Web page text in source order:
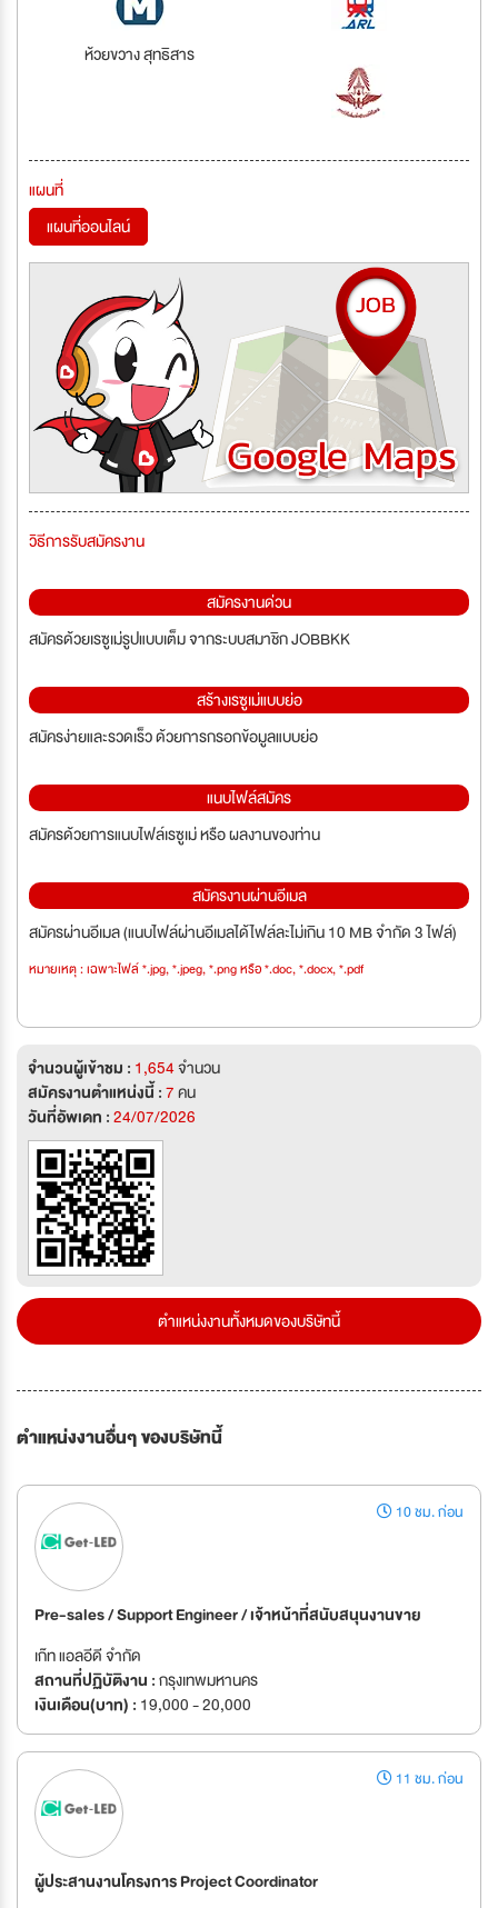
ห้วยขวาง สุทธิสาร
แผนที่
แผนที่ออนไลน์
วิธีการรับสมัครงาน
สมัครงานด่วน
สมัครด้วยเรซูเม่รูปแบบเต็ม จากระบบสมาชิก JOBBKK
สร้างเรซูเม่แบบย่อ
สมัครง่ายและรวดเร็ว ด้วยการกรอกข้อมูลแบบย่อ
แนบไฟล์สมัคร
สมัครด้วยการแนบไฟล์เรซูเม่ หรือ ผลงานของท่าน
สมัครงานผ่านอีเมล
สมัครผ่านอีเมล (แนบไฟล์ผ่านอีเมลได้ไฟล์ละไม่เกิน 10 MB จำกัด 3 ไฟล์)
หมายเหตุ : เฉพาะไฟล์ *.jpg, *.jpeg, *.png หรือ *.doc, *.docx, *.pdf
จำนวนผู้เข้าชม : 1,654จำนวน
สมัครงานตำแหน่งนี้ :7คน
วันที่อัพเดท :24/07/2026
ตำแหน่งงานทั้งหมดของบริษัทนี้
ตำแหน่งงานอื่นๆ ของบริษัทนี้
10 ชม. ก่อน
Pre-sales / Support Engineer / เจ้าหน้าที่สนับสนุนงานขาย
เก๊ท แอลอีดี จำกัด
สถานที่ปฏิบัติงาน :กรุงเทพมหานคร
เงินเดือน(บาท) : 19,000 - 20,000
11 ชม. ก่อน
ผู้ประสานงานโครงการ Project Coordinator